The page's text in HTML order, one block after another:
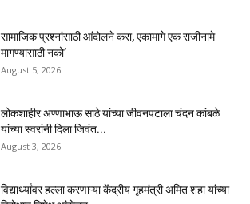
सामाजिक प्रश्नांसाठी आंदोलने करा, एकामागे एक राजीनामे
मागण्यासाठी नको’
August 5, 2026
लोकशाहीर अण्णाभाऊ साठे यांच्या जीवनपटाला चंदन कांबळे
यांच्या स्वरांनी दिला जिवंत...
August 3, 2026
विद्यार्थ्यांवर हल्ला करणाऱ्या केंद्रीय गृहमंत्री अमित शहा यांच्या